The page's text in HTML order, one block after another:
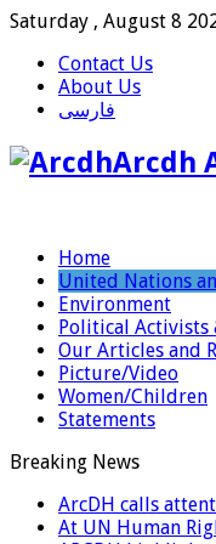
Saturday , August 8
Contact Us
About Us
فارسی
Arcdh
Home
United Nations
Environment
Political Activists
Our Articles and
Picture/Video
Women/Children
Statements
Breaking News
ArcDH calls
At UN Human